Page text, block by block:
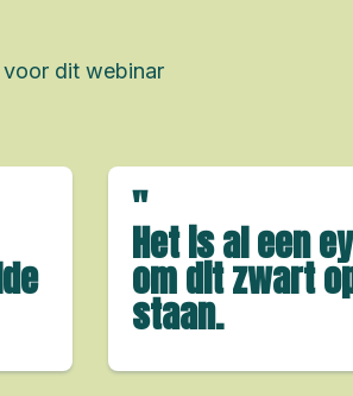
dit webinar
"
Het is al een
om dit zwart
staan.